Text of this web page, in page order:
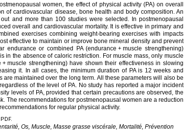
women, the effect of physical activity (PA) on overall
of cardiovascular disease, bone health and body composition. An
and more than 100 studies were selected. In postmenopausal
overall and cardiovascular mortality. It is effective in primary and
exercises combining weight-bearing exercises with impacts
effective to maintain or improve bone mineral density and prevent
endurance or combined PA (endurance + muscle strengthening)
in the absence of caloric restriction. For muscle mass, only muscle
+ muscle strengthening) have shown their effectiveness in slowing
it. In all cases, the minimum duration of PA is 12 weeks and
are maintained over the long term. All these parameters will also be
of the level of PA. No study has reported a major incident
levels of PA, provided that certain precautions are observed, the
The recommendations for postmenopausal women are a reduction
for regular physical activity.
Os, Muscle, Masse grasse viscérale, Mortalité, Prévention